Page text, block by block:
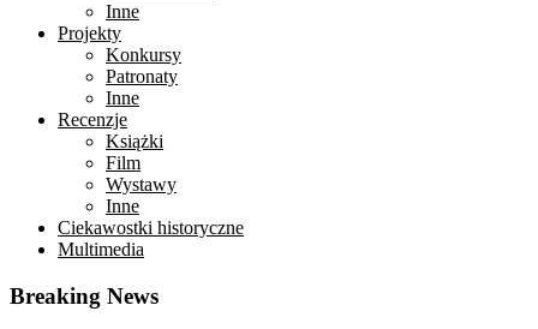
Inne
Projekty
Konkursy
Patronaty
Inne
Recenzje
Książki
Film
Wystawy
Inne
Ciekawostki historyczne
Multimedia
Breaking News